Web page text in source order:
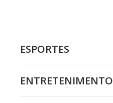
ESPORTES
ENTRETENIMENTO